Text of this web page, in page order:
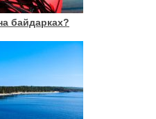
байдарках?